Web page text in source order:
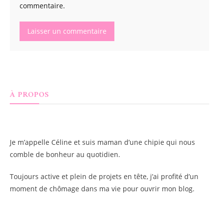
commentaire.
À PROPOS
Je m’appelle Céline et suis maman d’une chipie qui nous
comble de bonheur au quotidien.
Toujours active et plein de projets en tête, j’ai profité d’un
moment de chômage dans ma vie pour ouvrir mon blog.